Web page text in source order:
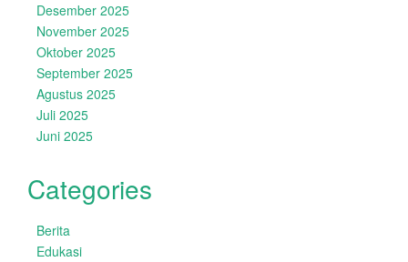
Desember 2025
November 2025
Oktober 2025
September 2025
Agustus 2025
Juli 2025
Juni 2025
Categories
Berita
Edukasi